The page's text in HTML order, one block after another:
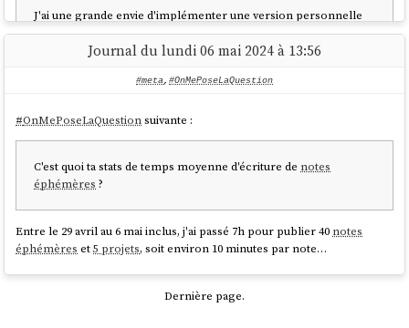
J'ai une grande envie d'implémenter une version personnelle
basée surSvelteKitetApache Age, mais j'essaie de ne pas
tomber dans ceYak!.
Apache Age"et j'ai seulement travailé
expérience.
JaimeraisUnJourun jour setup unRAG surnotes.sklein.xyz
Est-ce que je suis satisfait du clientObsidian?Je réponds que
parfois oui, parfois non. Il m'agace par moments, et j'aimerais
prendre le temps de "parfaitement configurer"Obsidian.nvim
Journal du lundi 06 mai 2024 à 13:56
#meta, #OnMePoseLaQuestion
#OnMePoseLaQuestionsuivante :
C'est quoi ta stats de temps moyenne d'écriture denotes
éphémères?
Entre le 29 avril au 6 mai inclus, j'ai passé 7h pour publier 40 notes
éphémères et5 projets, soit environ 10 minutes par note…
Dernière page.